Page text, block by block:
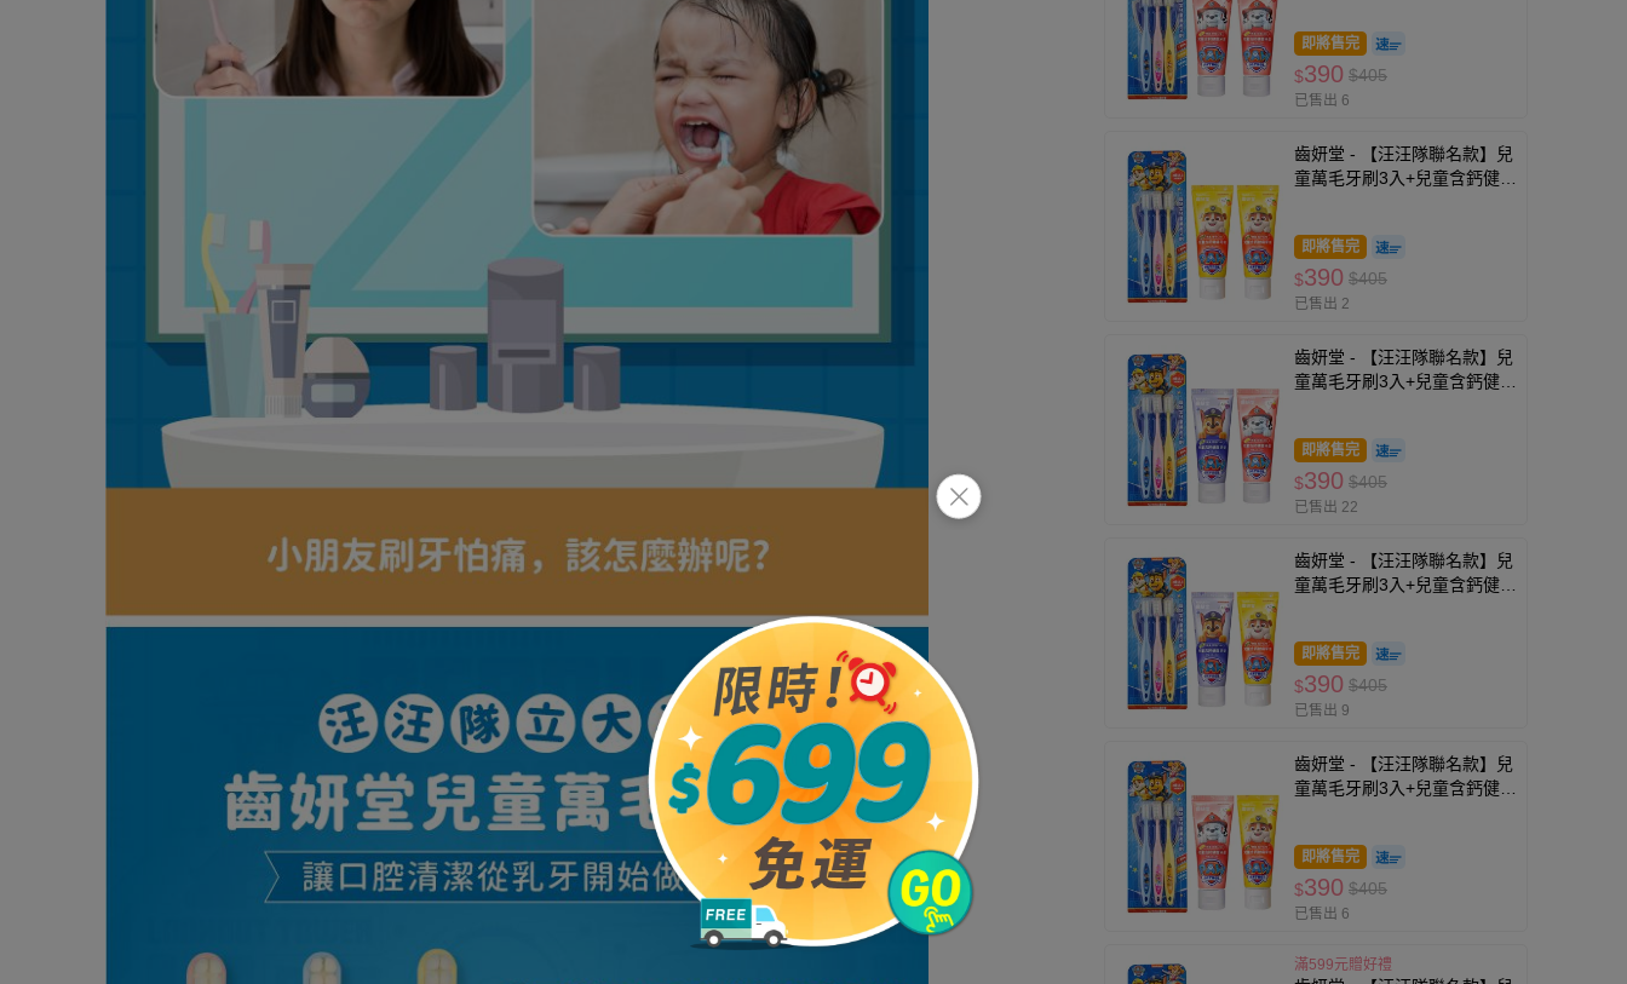
即將售完
$390 $405
已售出 6
齒妍堂 - 【汪汪隊聯名款】兒
童萬毛牙刷3入+兒童含鈣健齒
即將售完
$390 $405
已售出 2
齒妍堂 - 【汪汪隊聯名款】兒
童萬毛牙刷3入+兒童含鈣健齒
即將售完
$390 $405
已售出 22
齒妍堂 - 【汪汪隊聯名款】兒
童萬毛牙刷3入+兒童含鈣健齒
即將售完
$390 $405
已售出 9
齒妍堂 - 【汪汪隊聯名款】兒
童萬毛牙刷3入+兒童含鈣健齒
即將售完
$390 $405
已售出 6
滿599元贈好禮